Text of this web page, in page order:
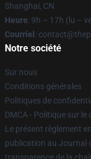
Shanghai, CN
Heure: 9h – 17h (lu –
Courriel :
Notre société
Sur nous
Conditions générales
Politiques de
DMCA - Politique sur
Le présent règlement
publication au Journal